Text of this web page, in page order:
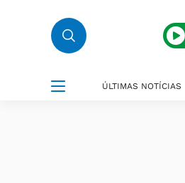
ÚLTIMAS NOTÍCIAS